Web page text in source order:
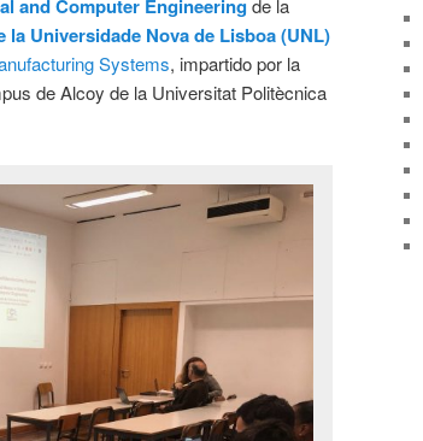
and Computer Engineeringde la
la Universidade Nova de Lisboa (UNL)
Systems, impartido por la
de Alcoy de la Universitat Politècnica